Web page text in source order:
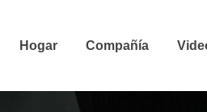
Hogar Compañía